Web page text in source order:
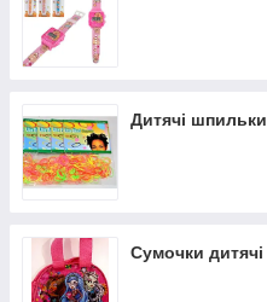
Дитячі шпильки
Сумочки дитячі